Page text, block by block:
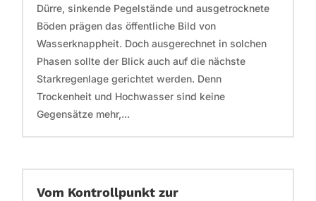
Dürre, sinkende Pegelstände und ausgetrocknete
Böden prägen das öffentliche Bild von
Wasserknappheit. Doch ausgerechnet in solchen
Phasen sollte der Blick auch auf die nächste
Starkregenlage gerichtet werden. Denn
Trockenheit und Hochwasser sind keine
Gegensätze mehr,...
Vom Kontrollpunkt zur